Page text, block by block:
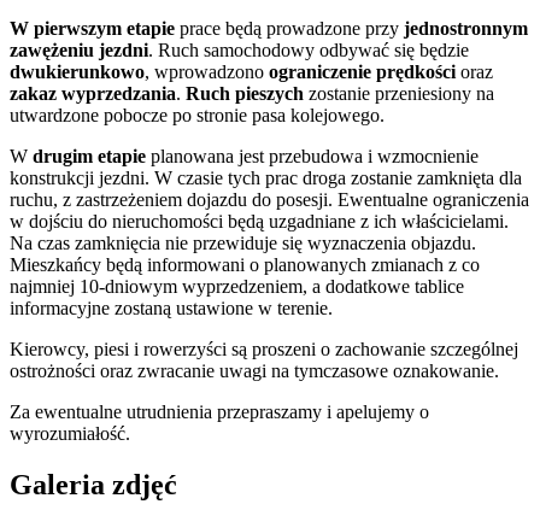
W pierwszym etapie prace będą prowadzone przy jednostronnym
zawężeniu jezdni. Ruch samochodowy odbywać się będzie
dwukierunkowo, wprowadzono ograniczenie prędkości oraz
zakaz wyprzedzania. Ruch pieszych zostanie przeniesiony na
utwardzone pobocze po stronie pasa kolejowego.
W drugim etapie planowana jest przebudowa i wzmocnienie
konstrukcji jezdni. W czasie tych prac droga zostanie zamknięta dla
ruchu, z zastrzeżeniem dojazdu do posesji. Ewentualne ograniczenia
w dojściu do nieruchomości będą uzgadniane z ich właścicielami.
Na czas zamknięcia nie przewiduje się wyznaczenia objazdu.
Mieszkańcy będą informowani o planowanych zmianach z co
najmniej 10-dniowym wyprzedzeniem, a dodatkowe tablice
informacyjne zostaną ustawione w terenie.
Kierowcy, piesi i rowerzyści są proszeni o zachowanie szczególnej
ostrożności oraz zwracanie uwagi na tymczasowe oznakowanie.
Za ewentualne utrudnienia przepraszamy i apelujemy o
wyrozumiałość.
Galeria zdjęć